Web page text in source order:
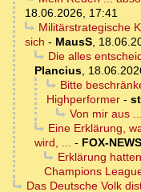
18.06.2026, 17:41
Militärstrategische
sich - MausS,
Die alles
Plancius,
Bitte
Highperformer -
Von mir aus
Eine Erklärung,
wird, ... - FOX-NEWS
Erklärung
Champions
Das Deutsche Volk